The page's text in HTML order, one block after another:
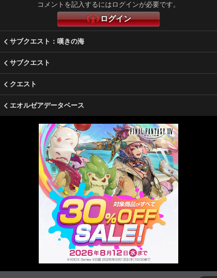
コメントを記入するにはログインが必要です。
ログイン
サブクエスト：嘆きの海
サブクエスト
クエスト
エオルゼアデータベース